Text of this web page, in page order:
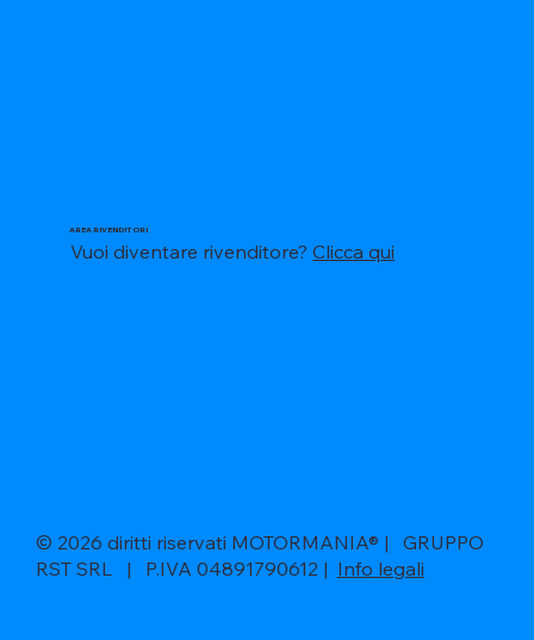
AREA RIVENDITORI
Vuoi diventare rivenditore?Clicca qui
© 2026 diritti riservati MOTORMANIA® | GRUPPO
RST SRL | P.IVA 04891790612 | Info legali